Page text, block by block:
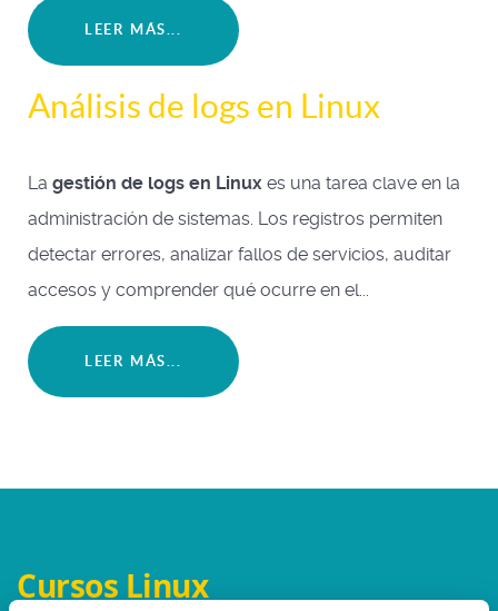
LEER MÁS...
Análisis de logs en Linux
La gestión de logs en Linux es una tarea clave en la
administración de sistemas. Los registros permiten
detectar errores, analizar fallos de servicios, auditar
accesos y comprender qué ocurre en el...
LEER MÁS...
Cursos Linux